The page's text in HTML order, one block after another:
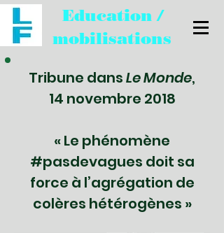
Education /
mobilisations
Tribune dansLe Monde,
14 novembre 2018
« Le phénomène
#pasdevagues doit sa
force à l’agrégation de
colères hétérogènes »